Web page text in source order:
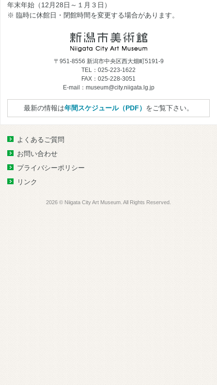
年末年始（12月28日～１月３日）
※ 臨時に休館日・閉館時間を変更する場合があります。
〒951-8556 新潟市中央区西大畑町5191-9
TEL：025-223-1622
FAX：025-228-3051
E-mail：museum@city.niigata.lg.jp
最新の情報は年間スケジュール（PDF） をご覧下さい。
よくあるご質問
お問い合わせ
プライバシーポリシー
リンク
2026 © Niigata City Art Museum. All Rights Reserved.